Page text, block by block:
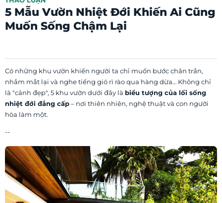
5 Mẫu Vườn Nhiệt Đới Khiến Ai Cũng
Muốn Sống Chậm Lại
Có những khu vườn khiến người ta chỉ muốn bước chân trần,
nhắm mắt lại và nghe tiếng gió rì rào qua hàng dừa… Không chỉ
là "cảnh đẹp", 5 khu vườn dưới đây là biểu tượng của lối sống
nhiệt đới đẳng cấp– nơi thiên nhiên, nghệ thuật và con người
hòa làm một.
--